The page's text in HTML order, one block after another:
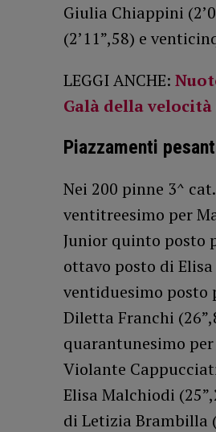
Giulia Chiappini
(2’11”,58) e
LEGGI ANCHE:
Galà della
Piazzamenti
Nei 200 pinne 3^
ventitreesimo per
Junior quinto posto
ottavo posto di
ventiduesimo posto
Diletta Franchi
quarantunesimo
Violante
Elisa Malchiodi
di Letizia Brambilla